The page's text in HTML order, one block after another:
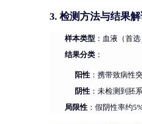
3. 检测方法与结果
样本类型 ：血液（首
结果分类 ：
阳性 ：携带致病性
阴性 ：未检测到胚
局限性 ：假阴性率约